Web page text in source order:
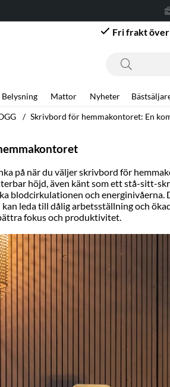
Fri frakt
Belysning Mattor Nyheter
Skrivbord för hemmakontoret: En
på när du väljerskrivbord för
höjd, även känt som ett stå-sitt-
blodcirkulationen och
leda till dålig arbetsställning och
fokus och produktivitet.